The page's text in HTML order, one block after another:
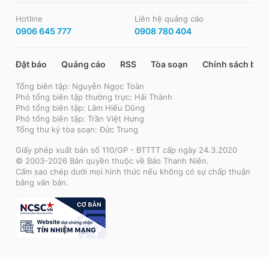
Hotline
0906 645 777
Liên hệ quảng cáo
0908 780 404
Đặt báo Quảng cáo RSS Tòa soạn Chính sách bảo
Tổng biên tập: Nguyễn Ngọc Toàn
Phó tổng biên tập thường trực: Hải Thành
Phó tổng biên tập: Lâm Hiếu Dũng
Phó tổng biên tập: Trần Việt Hưng
Tổng thư ký tòa soạn: Đức Trung
Giấy phép xuất bản số 110/GP - BTTTT cấp ngày 24.3.2020
© 2003-2026 Bản quyền thuộc về Báo Thanh Niên.
Cấm sao chép dưới mọi hình thức nếu không có sự chấp thuận
bằng văn bản.